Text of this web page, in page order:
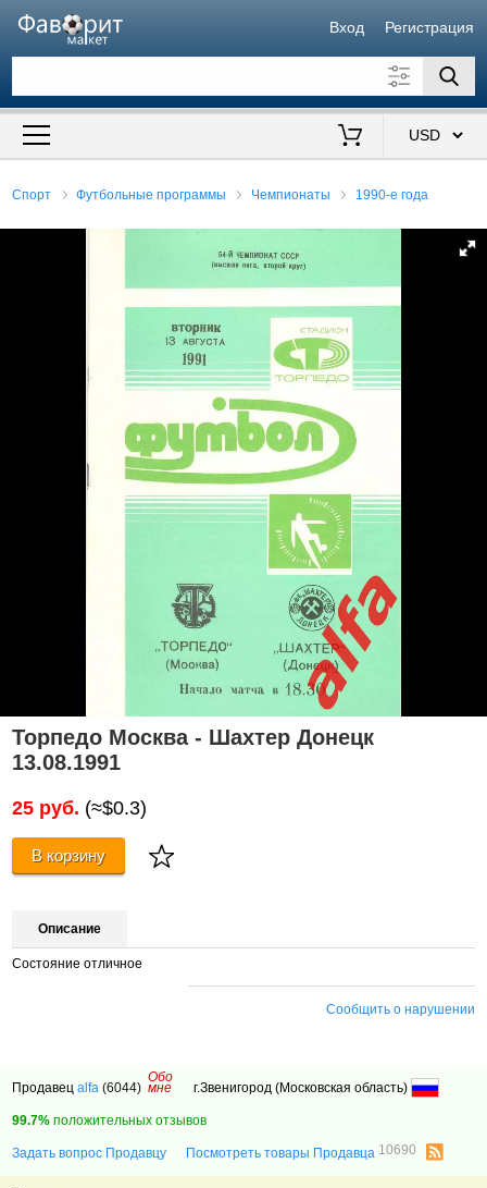
Вход Регистрация
Искать также в описании
Спорт Футбольные программы Чемпионаты 1990-е года
Торпедо Москва - Шахтер Донецк
13.08.1991
25 руб. (≈$0.3)
В корзину
Описание
Состояние отличное
Сообщить о нарушении
Продавецalfa (6044)
Обо
мне г.Звенигород (Московская область)
99.7% положительных отзывов
Задать вопрос Продавцу Посмотреть товары Продавца 10690